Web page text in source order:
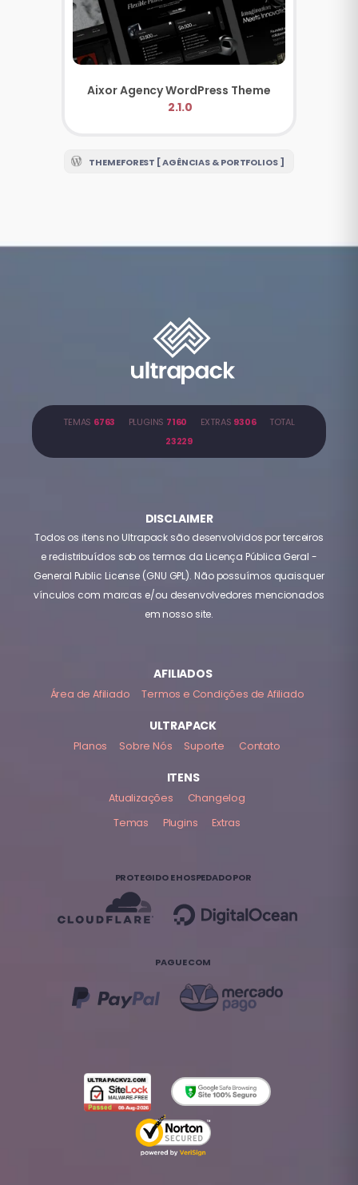
2.1.0
THEMEFOREST [ AGÊNCIAS & PORTFOLIOS ]
TEMAS 6763 PLUGINS 7160 EXTRAS 9306TOTAL
23229
DISCLAIMER
Todos os itens no Ultrapack são desenvolvidos por terceiros
e redistribuídos sob os termos da Licença Pública Geral -
General Public License (GNU GPL). Não possuímos quaisquer
vínculos com marcas e/ou desenvolvedores mencionados
em nosso site.
AFILIADOS
Área de Afiliado Termos e Condições de Afiliado
ULTRAPACK
Planos Sobre Nós Suporte Contato
ITENS
Atualizações
Changelog
Temas
Plugins Extras
PROTEGIDO E HOSPEDADO POR
PAGUE COM